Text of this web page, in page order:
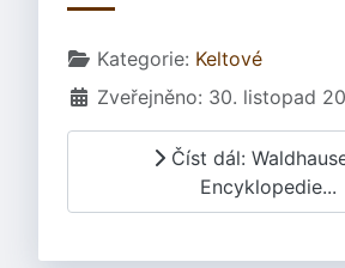
Základní údaje
Kategorie: Keltové
Zveřejněno: 30. listopad
Číst dál:
Encyklopedie...